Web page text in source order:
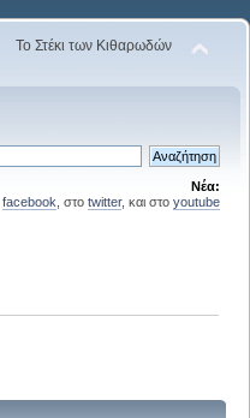
Το Στέκι των Κιθαρωδών
Νέα:
facebook , στο twitter, και στο youtube